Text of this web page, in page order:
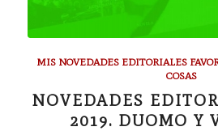
MIS NOVEDADES EDITORIALES
COSAS
NOVEDADES
2019. DUOMO Y